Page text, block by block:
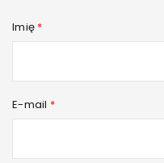
Imię *
E-mail *